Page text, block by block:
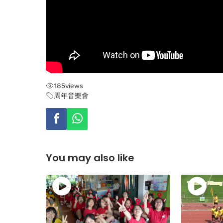
185views
周年音樂會
You may also like